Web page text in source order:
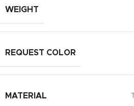
WEIGHT
REQUEST COLOR
MATERIAL